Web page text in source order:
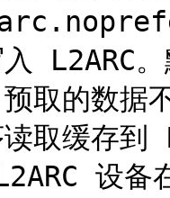
入
预取的数
取缓存到
设备